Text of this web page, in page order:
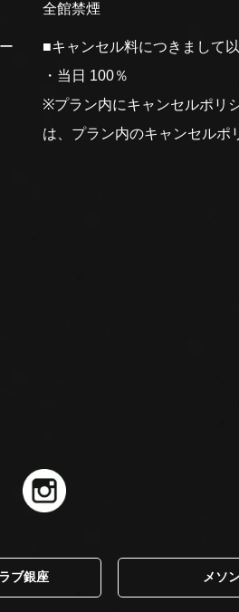
全館禁煙
■キャンセル料につきまして
・当日 100％
※プラン内にキャンセルポリ
は、プラン内のキャンセルポ
ブ銀座 メソ